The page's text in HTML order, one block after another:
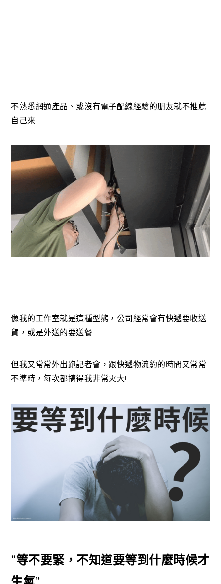
不熟悉網通產品、或沒有電子配線經驗的朋友就不推薦
自己來
像我的工作室就是這種型態，公司經常會有快遞要收送
貨，或是外送的要送餐
但我又常常外出跑記者會，跟快遞物流約的時間又常常
不準時，每次都搞得我非常火大!
“等不要緊，不知道要等到什麼時候才